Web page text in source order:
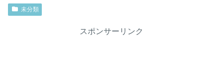
未分類
スポンサーリンク